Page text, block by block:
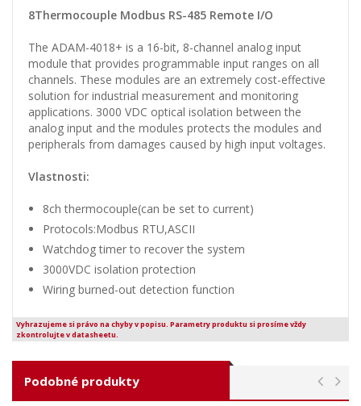
8Thermocouple Modbus RS-485 Remote I/O
The ADAM-4018+ is a 16-bit, 8-channel analog input
module that provides programmable input ranges on all
channels. These modules are an extremely cost-effective
solution for industrial measurement and monitoring
applications. 3000 VDC optical isolation between the
analog input and the modules protects the modules and
peripherals from damages caused by high input voltages.
Vlastnosti:
8ch thermocouple(can be set to current)
Protocols:Modbus RTU,ASCII
Watchdog timer to recover the system
3000VDC isolation protection
Wiring burned-out detection function
Vyhrazujeme si právo na chyby v popisu. Parametry produktu si prosíme vždy
zkontrolujte v datasheetu.
Podobné produkty